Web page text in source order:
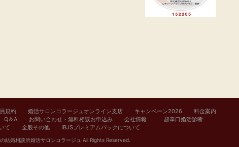
規約 婚活サロンコラージュオンライン支店 キャンペーン2026
料金案内
Q＆A お問い合わせ・無料相談お申込み 会社情報
超辛口婚活診断
て 全般その他 IBJSプレミアムパックについて
結婚相談所婚活サロンコラージュ All Rights Reserved.